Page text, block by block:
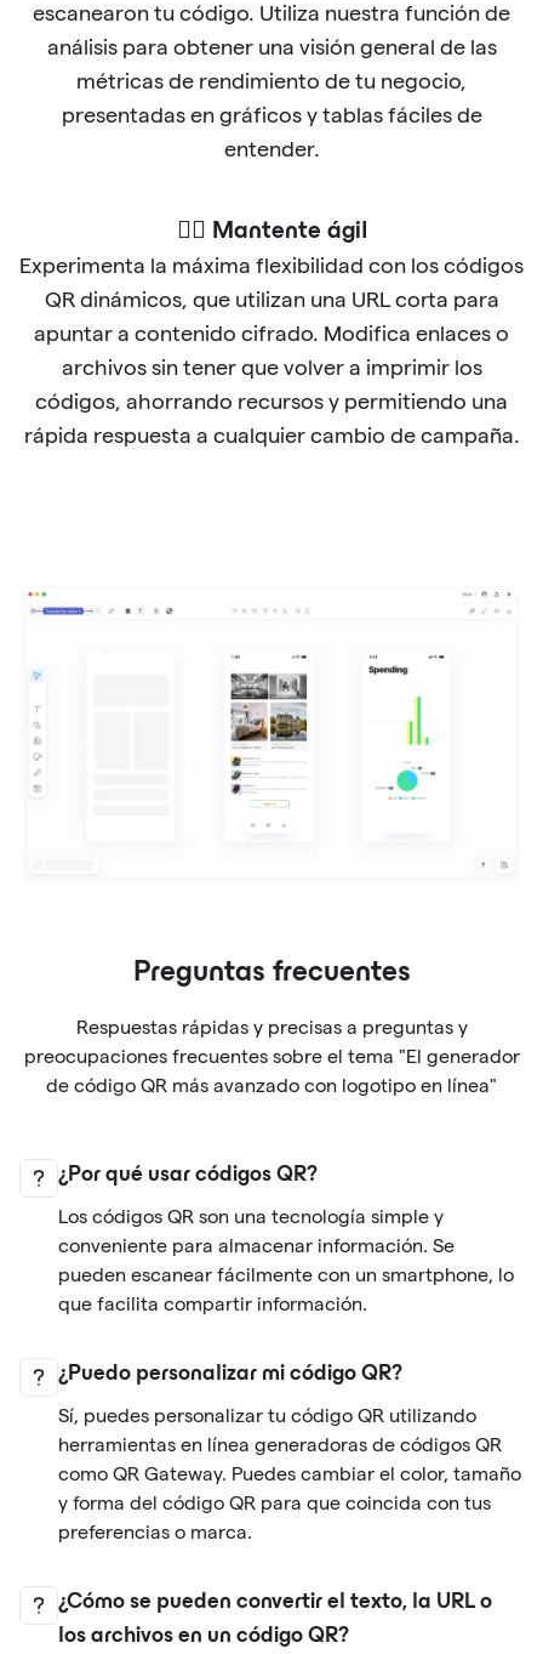
escanearon tu código. Utiliza nuestra función de
análisis para obtener una visión general de las
métricas de rendimiento de tu negocio,
presentadas en gráficos y tablas fáciles de
entender.
🐱‍🏍 Mantente ágil
Experimenta la máxima flexibilidad con los códigos
QR dinámicos, que utilizan una URL corta para
apuntar a contenido cifrado. Modifica enlaces o
archivos sin tener que volver a imprimir los
códigos, ahorrando recursos y permitiendo una
rápida respuesta a cualquier cambio de campaña.
Preguntas frecuentes
Respuestas rápidas y precisas a preguntas y
preocupaciones frecuentes sobre el tema "El generador
de código QR más avanzado con logotipo en línea"
¿Por qué usar códigos QR?
Los códigos QR son una tecnología simple y
conveniente para almacenar información. Se
pueden escanear fácilmente con un smartphone, lo
que facilita compartir información.
¿Puedo personalizar mi código QR?
Sí, puedes personalizar tu código QR utilizando
herramientas en línea generadoras de códigos QR
como QR Gateway. Puedes cambiar el color, tamaño
y forma del código QR para que coincida con tus
preferencias o marca.
¿Cómo se pueden convertir el texto, la URL o
los archivos en un código QR?